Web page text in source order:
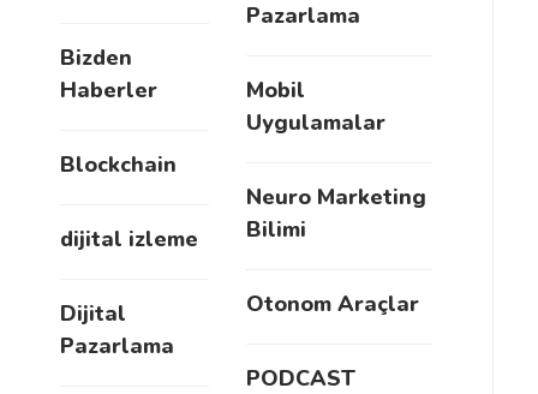
Bizden
Haberler
Blockchain
dijital izleme
Dijital
Pazarlama
Pazarlama
Mobil
Uygulamalar
Neuro Marketing
Bilimi
Otonom Araçlar
PODCAST